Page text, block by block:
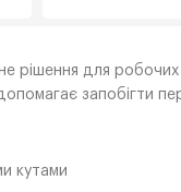
рішення для
запобігти
кутами